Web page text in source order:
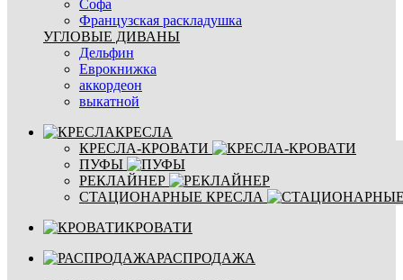
Софа
Французская раскладушка
УГЛОВЫЕ ДИВАНЫ
Дельфин
Еврокнижка
аккордеон
выкатной
КРЕСЛА
КРЕСЛА-КРОВАТИ
ПУФЫ
РЕКЛАЙНЕР
СТАЦИОНАРНЫЕ КРЕСЛА
КРОВАТИ
РАСПРОДАЖА